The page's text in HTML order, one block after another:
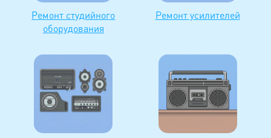
Ремонт студийного
оборудования
Ремонт усилителей